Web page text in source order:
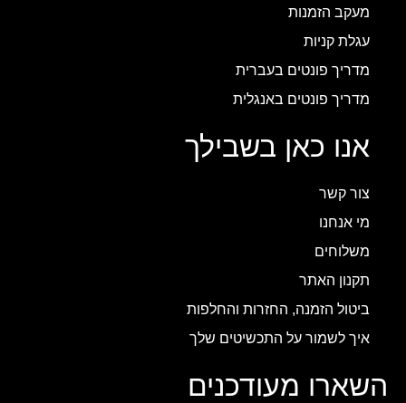
מעקב הזמנות
עגלת קניות
מדריך פונטים בעברית
מדריך פונטים באנגלית
אנו כאן בשבילך
צור קשר
מי אנחנו
משלוחים
תקנון האתר
ביטול הזמנה, החזרות והחלפות
איך לשמור על התכשיטים שלך
השארו מעודכנים